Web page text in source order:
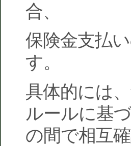
合、
保険金支払
す。
具体的には
ルールに基
の間で相互